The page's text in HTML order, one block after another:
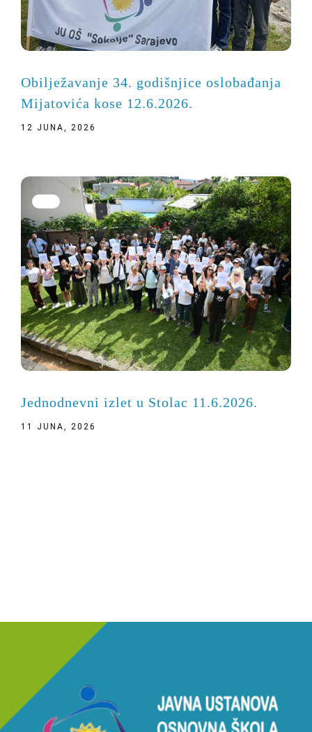
Obilježavanje 34. godišnjice oslobađanja
Mijatovića kose 12.6.2026.
12 JUNA, 2026
Jednodnevni izlet u Stolac 11.6.2026.
11 JUNA, 2026